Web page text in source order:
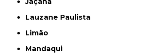
Lauzane Paulista
Limão
Mandaqui